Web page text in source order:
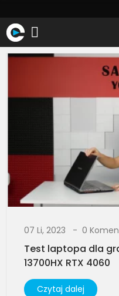
07 Li, 2023 0
Test laptopa dla
13700HX RTX 4060
Czytaj dalej